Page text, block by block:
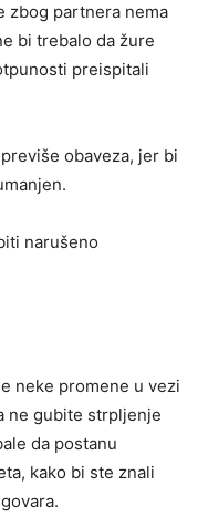
zbog partnera nema
bi trebalo da žure
preispitali
obaveza, jer bi
narušeno
neke promene u vezi
ne gubite strpljenje
da postanu
kako bi ste znali